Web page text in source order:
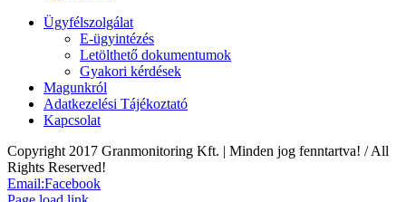
Ügyfélszolgálat
E-ügyintézés
Letölthető dokumentumok
Gyakori kérdések
Magunkról
Adatkezelési Tájékoztató
Kapcsolat
Copyright 2017 Granmonitoring Kft. | Minden jog fenntartva! / All
Rights Reserved!
Email:Facebook